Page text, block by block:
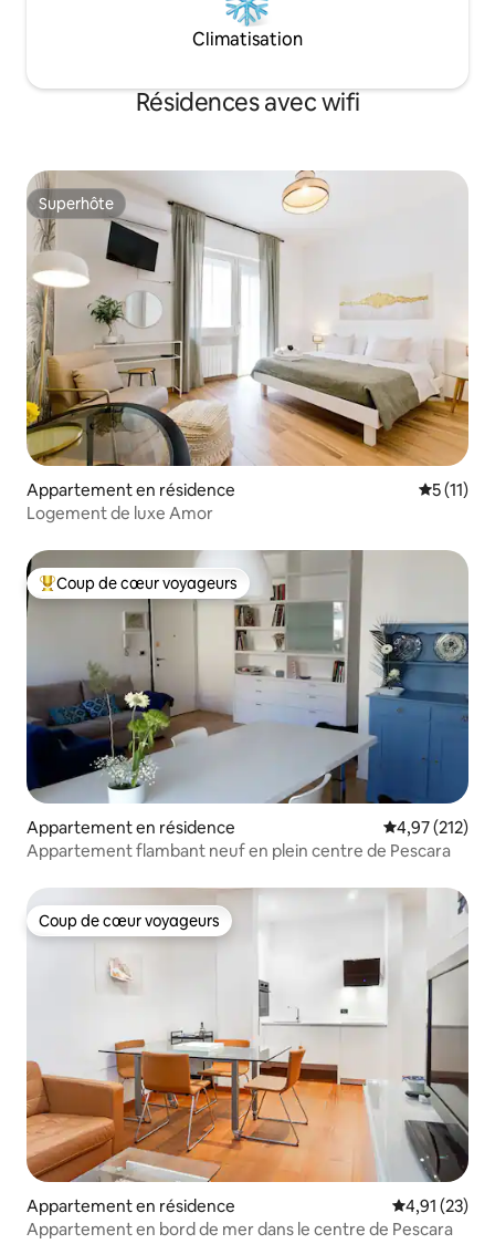
Climatisation
Résidences avec wifi
Superhôte
Superhôte
Appartement en résidence
5 (11)
Logement de luxe Amor
Coups de cœur voyageurs les plus appréciés
Coup de cœur voyageurs
Appartement en résidence Évaluation
4,97 (212)
Appartement flambant neuf en plein centre de Pescara
Coup de cœur voyageurs
Coup de cœur voyageurs
Appartement en résidence Évaluation
4,91 (23)
Appartement en bord de mer dans le centre de Pescara